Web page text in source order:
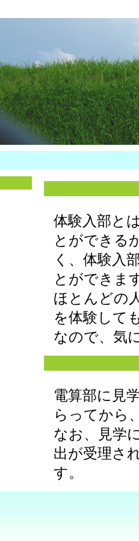
体験入部と
とができる
く、体験入
とができま
ほとんどの
を体験して
なので、気
電算部に見
らってから
なお、見学
出が受理さ
す。